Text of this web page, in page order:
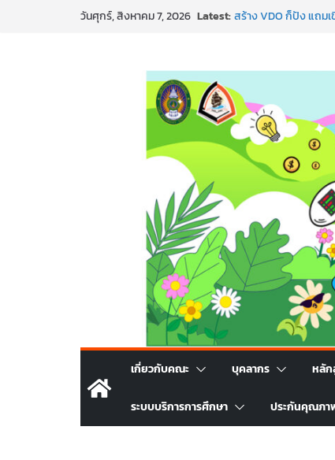
วันศุกร์, สิงหาคม 7, 2026 Latest:สร้าง VDO ก็ปัง แถม
พาธุรกิจท้องถิ่นสู่ตลาด
SMEs ยุคนี้ ถ้าไม่ใช้
เกี่ยวกับคณะ บุคลากร หลั
ระบบบริการการศึกษา ประกันคุณภา